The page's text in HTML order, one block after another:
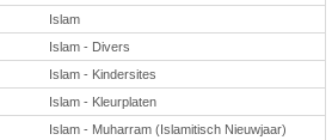
Islam
Islam - Divers
Islam - Kindersites
Islam - Kleurplaten
Islam - Muharram (Islamitisch Nieuwjaar)